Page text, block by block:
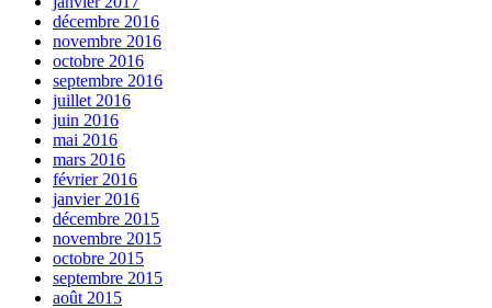
décembre 2016
novembre 2016
octobre 2016
septembre 2016
juillet 2016
juin 2016
mai 2016
mars 2016
février 2016
janvier 2016
décembre 2015
novembre 2015
octobre 2015
septembre 2015
août 2015